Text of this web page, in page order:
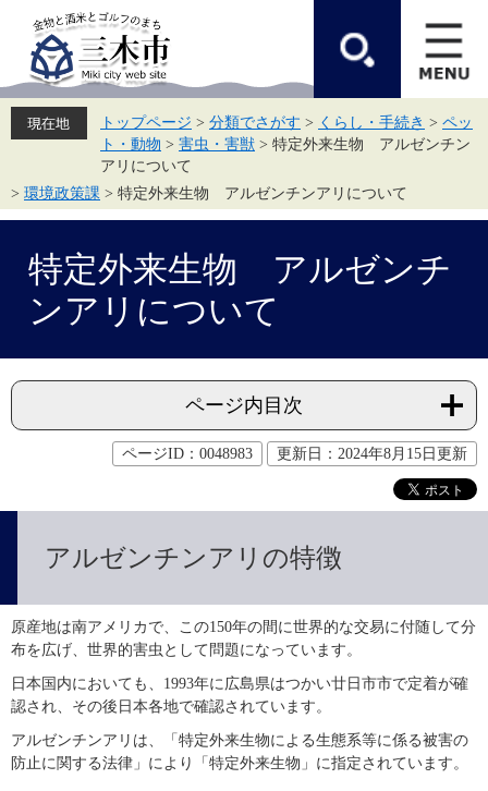
先
頭
を
飛
本
文
へ
トップページ > 分類でさがす > くらし・手続き > ペッ
ト・動物 > 害虫・害獣 > 特定外来生物 アルゼンチン
アリについて
> 環境政策課 > 特定外来生物 アルゼンチンアリについて
特定外来生物 アルゼンチ
ンアリについて
ページ内目次
ページID：0048983 更新日：2024年8月15日更新
アルゼンチンアリの特徴
原産地は南アメリカで、この150年の間に世界的な交易に付随して分
布を広げ、世界的害虫として問題になっています。
日本国内においても、1993年に広島県はつかい廿日市市で定着が確
認され、その後日本各地で確認されています。
アルゼンチンアリは、「特定外来生物による生態系等に係る被害の
防止に関する法律」により「特定外来生物」に指定されています。